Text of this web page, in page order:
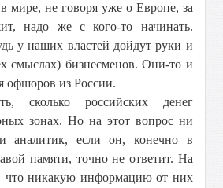
мире, не говоря уже о Европе, за
надо же с кого-то начинать.
у наших властей дойдут руки и
смыслах) бизнесменов. Они-то и
офшоров из России.
сколько российских денег
зонах. Но на этот вопрос ни
аналитик, если он, конечно в
памяти, точно не ответит. На
никакую информацию от них